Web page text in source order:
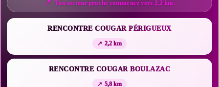
Ton secteur proche commence vers 2,2 km.
RENCONTRE COUGAR PÉRIGUEUX
2,2 km
RENCONTRE COUGAR BOULAZAC
5,8 km